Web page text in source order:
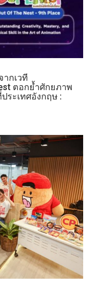
ากเวที
ตอกย้ำศักยภาพ
ระเทศอังกฤษ :